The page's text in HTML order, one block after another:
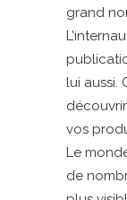
grand
lui aussi.
vos
Le
de